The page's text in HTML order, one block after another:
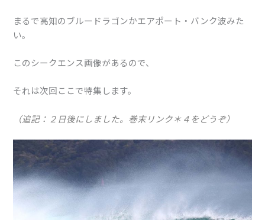
まるで高知のブルードラゴンかエアポート・バンク波みた
い。
このシークエンス画像があるので、
それは次回ここで特集します。
（追記：２日後にしました。巻末リンク＊４をどうぞ）